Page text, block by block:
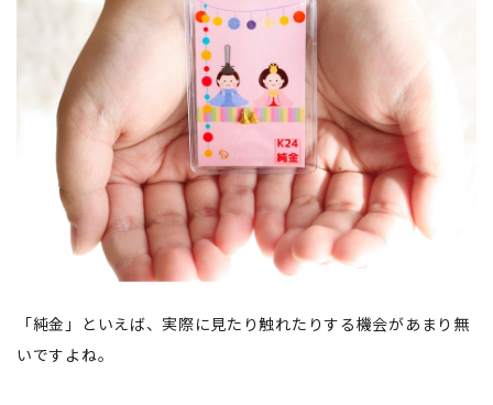
「純金」といえば、実際に見たり触れたりする機会があまり無
いですよね。